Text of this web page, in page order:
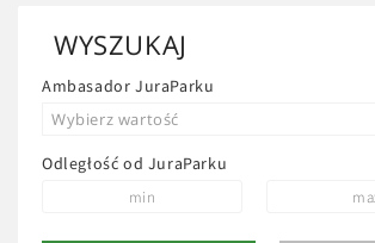
WYSZUKAJ
Ambasador JuraParku
Wybierz wartość
Odległość od JuraParku